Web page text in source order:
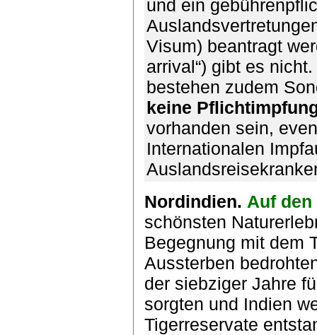
und ein
Visum) beantragt
arrival“) gibt es
bestehen zudem
keine
vorhanden sein,
Internationalen
Nordindien. Auf den
schönsten
Begegnung mit dem
Aussterben
der siebziger Jahre
sorgten und Indien
Tigerreservate